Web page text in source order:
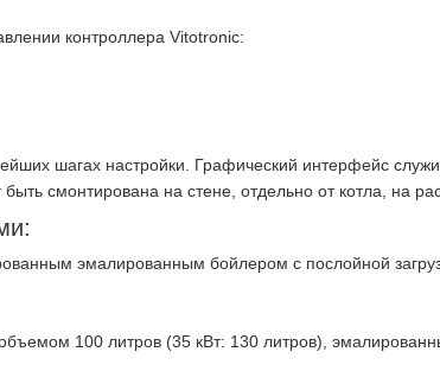
контроллера Vitotronic:
шагах настройки. Графический интерфейс
смонтирована на стене, отдельно от котла, на
эмалированным бойлером с послойной
100 литров (35 кВт: 130 литров),